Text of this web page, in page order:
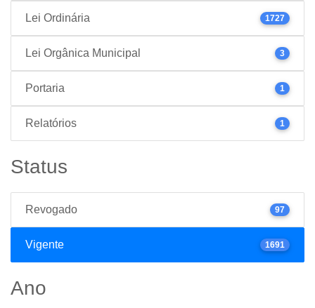
Lei Ordinária 1727
Lei Orgânica Municipal 3
Portaria 1
Relatórios 1
Status
Revogado 97
Vigente 1691
Ano